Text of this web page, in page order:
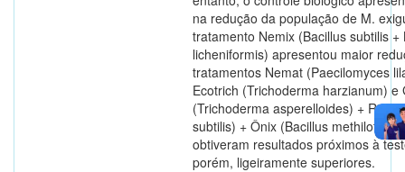
na redução da população de M.
tratamento Nemix (Bacillus subtilis +
licheniformis) apresentou maior
tratamentos Nemat (Paecilomyces
Ecotrich (Trichoderma harzianum) e
(Trichoderma asperelloides) + Rizos
subtilis) + Ônix (Bacillus
obtiveram resultados próximos à
porém, ligeiramente superiores.